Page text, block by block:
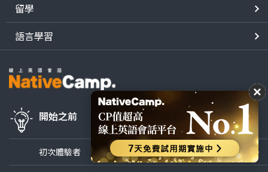
留學
語言學習
開始之前
初次體驗者